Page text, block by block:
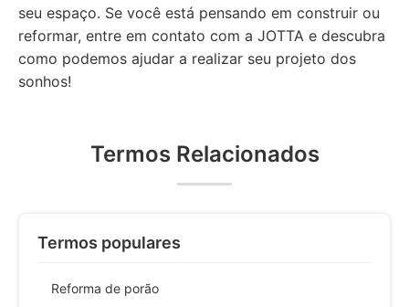
seu espaço. Se você está pensando em construir ou
reformar, entre em contato com a JOTTA e descubra
como podemos ajudar a realizar seu projeto dos
sonhos!
Termos Relacionados
Termos populares
Reforma de porão